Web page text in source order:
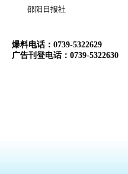
邵阳日报社
爆料电话：0739-5322629
广告刊登电话：0739-5322630